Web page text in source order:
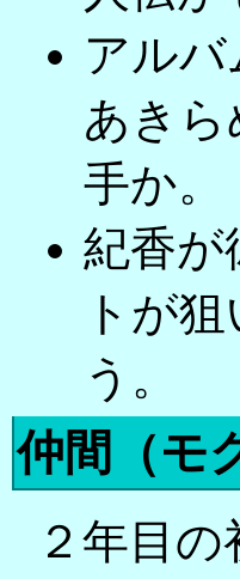
アル
あき
手か。
紀香が
トが
う。
仲間（モ
２年目